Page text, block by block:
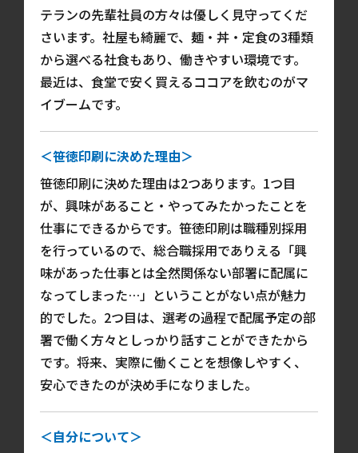
テランの先輩社員の方々は優しく見守ってくだ
さいます。社屋も綺麗で、麺・丼・定食の3種類
から選べる社食もあり、働きやすい環境です。
最近は、食堂で安く買えるココアを飲むのがマ
イブームです。
＜笹徳印刷に決めた理由＞
笹徳印刷に決めた理由は2つあります。1つ目
が、興味があること・やってみたかったことを
仕事にできるからです。笹徳印刷は職種別採用
を行っているので、総合職採用でありえる「興
味があった仕事とは全然関係ない部署に配属に
なってしまった…」ということがない点が魅力
的でした。2つ目は、選考の過程で配属予定の部
署で働く方々としっかり話すことができたから
です。将来、実際に働くことを想像しやすく、
安心できたのが決め手になりました。
＜自分について＞